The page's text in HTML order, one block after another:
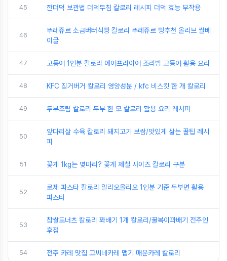
45 깐더덕 보관법 더덕무침 칼로리 레시피 더덕 효능 부작용
46
뚜레쥬르 소금버터식빵 칼로리 뚜레쥬르 빵추천 올리브 쌀베
이글
47 고등어 1인분 칼로리 에어프라이어 조리법 고등어 활용 요리
48 KFC 징거버거 칼로리 영양성분 / kfc 비스킷 한 개 칼로리
49 두부조림 칼로리 두부 한 모 칼로리 활용 요리 레시피
50
앞다리살 수육 칼로리 돼지고기 보쌈/맛있게 삶는 꿀팁 레시
피
51 꽃게 1kg는 몇마리? 꽃게 제철 사이즈 칼로리 구분
52
로제 파스타 칼로리 알리오올리오 1인분 기준 두부면 활용
파스타
53
찹쌀도너츠 칼로리 꽈배기 1개 칼로리/꿀복이꽈배기 전주인
후점
54 전주 카레 맛집 고씨네카레 맵기 매운카레 칼로리